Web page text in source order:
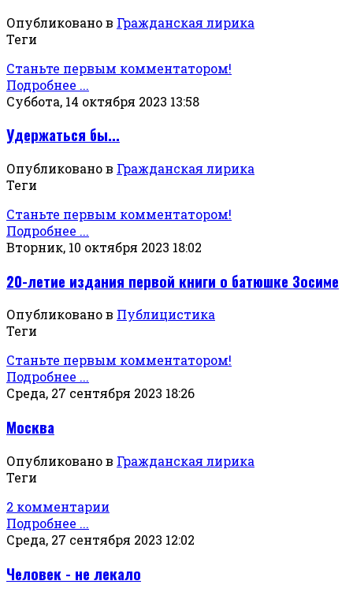
Опубликовано в Гражданская лирика
Теги
Станьте первым комментатором!
Подробнее ...
Суббота, 14 октября 2023 13:58
Удержаться бы...
Опубликовано в Гражданская лирика
Теги
Станьте первым комментатором!
Подробнее ...
Вторник, 10 октября 2023 18:02
20-летие издания первой книги о батюшке Зосиме
Опубликовано в Публицистика
Теги
Станьте первым комментатором!
Подробнее ...
Среда, 27 сентября 2023 18:26
Москва
Опубликовано в Гражданская лирика
Теги
2 комментарии
Подробнее ...
Среда, 27 сентября 2023 12:02
Человек - не лекало